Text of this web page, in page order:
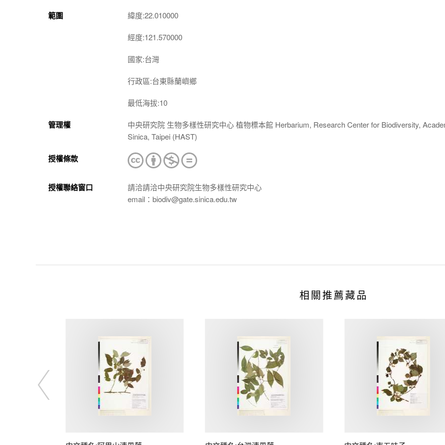
範圍 緯度:22.010000
經度:121.570000
國家:台灣
行政區:台東縣蘭嶼鄉
最低海拔:10
管理權
中央研究院 生物多樣性研究中心 植物標本館 Herbarium, Research Center for Biodiversity,
Sinica, Taipei (HAST)
授權條款
授權聯絡窗口
請洽請洽中央研究院生物多樣性研究中心
email：biodiv@gate.sinica.edu.tw
相關推薦藏品